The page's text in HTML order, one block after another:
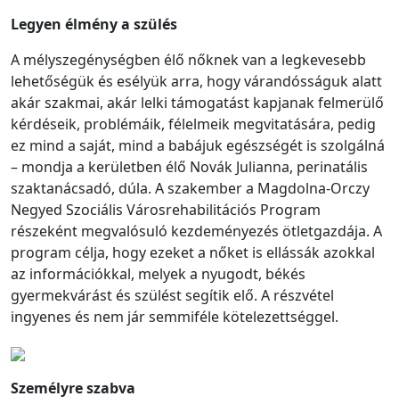
Legyen élmény a szülés
A mélyszegénységben élő nőknek van a legkevesebb
lehetőségük és esélyük arra, hogy várandósságuk alatt
akár szakmai, akár lelki támogatást kapjanak felmerülő
kérdéseik, problémáik, félelmeik megvitatására, pedig
ez mind a saját, mind a babájuk egészségét is szolgálná
– mondja a kerületben élő Novák Julianna, perinatális
szaktanácsadó, dúla. A szakember a Magdolna-Orczy
Negyed Szociális Városrehabilitációs Program
részeként megvalósuló kezdeményezés ötletgazdája. A
program célja, hogy ezeket a nőket is ellássák azokkal
az információkkal, melyek a nyugodt, békés
gyermekvárást és szülést segítik elő. A részvétel
ingyenes és nem jár semmiféle kötelezettséggel.
Személyre szabva